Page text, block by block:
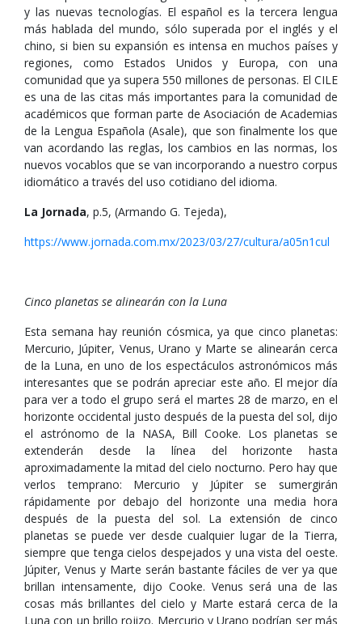
y las nuevas tecnologías. El español es la tercera lengua
más hablada del mundo, sólo superada por el inglés y el
chino, si bien su expansión es intensa en muchos países y
regiones, como Estados Unidos y Europa, con una
comunidad que ya supera 550 millones de personas. El CILE
es una de las citas más importantes para la comunidad de
académicos que forman parte de Asociación de Academias
de la Lengua Española (Asale), que son finalmente los que
van acordando las reglas, los cambios en las normas, los
nuevos vocablos que se van incorporando a nuestro corpus
idiomático a través del uso cotidiano del idioma.
La Jornada, p.5, (Armando G. Tejeda),
https://www.jornada.com.mx/2023/03/27/cultura/a05n1cul
Cinco planetas se alinearán con la Luna
Esta semana hay reunión cósmica, ya que cinco planetas:
Mercurio, Júpiter, Venus, Urano y Marte se alinearán cerca
de la Luna, en uno de los espectáculos astronómicos más
interesantes que se podrán apreciar este año. El mejor día
para ver a todo el grupo será el martes 28 de marzo, en el
horizonte occidental justo después de la puesta del sol, dijo
el astrónomo de la NASA, Bill Cooke. Los planetas se
extenderán desde la línea del horizonte hasta
aproximadamente la mitad del cielo nocturno. Pero hay que
verlos temprano: Mercurio y Júpiter se sumergirán
rápidamente por debajo del horizonte una media hora
después de la puesta del sol. La extensión de cinco
planetas se puede ver desde cualquier lugar de la Tierra,
siempre que tenga cielos despejados y una vista del oeste.
Júpiter, Venus y Marte serán bastante fáciles de ver ya que
brillan intensamente, dijo Cooke. Venus será una de las
cosas más brillantes del cielo y Marte estará cerca de la
Luna con un brillo rojizo. Mercurio y Urano podrían ser más